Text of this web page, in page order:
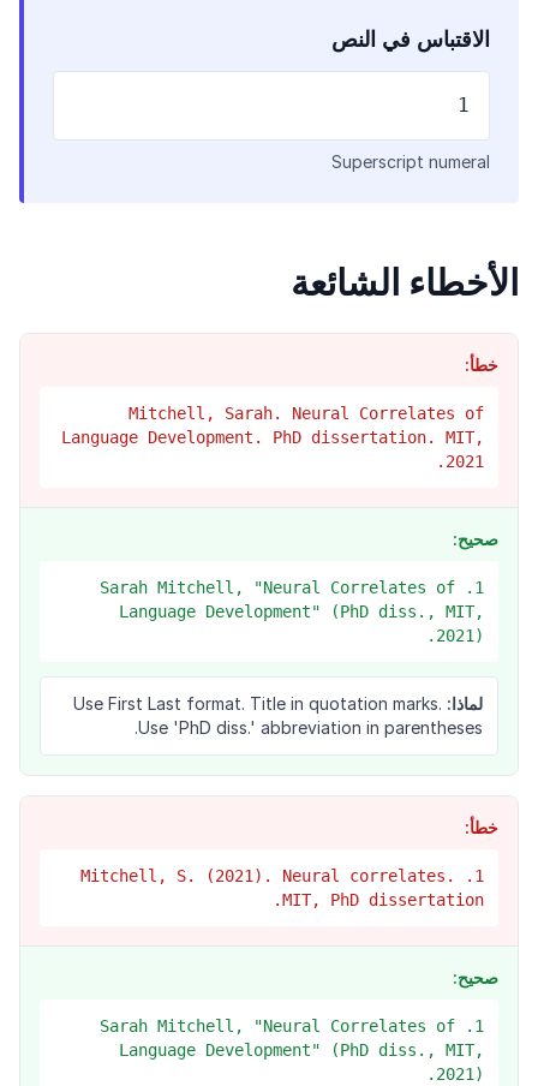
الاقتباس في النص
1
Superscript numeral
الأخطاء الشائعة
خطأ:
Mitchell, Sarah. Neural Correlates of
Language Development. PhD dissertation. MIT,
2021.
صحيح:
1. Sarah Mitchell, "Neural Correlates of
Language Development" (PhD diss., MIT,
2021).
لماذا: Use First Last format. Title in quotation marks.
Use 'PhD diss.' abbreviation in parentheses.
خطأ:
1. Mitchell, S. (2021). Neural correlates.
MIT, PhD dissertation.
صحيح:
1. Sarah Mitchell, "Neural Correlates of
Language Development" (PhD diss., MIT,
2021).